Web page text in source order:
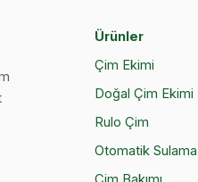
Ürünler
Çim Ekimi
Doğal Çim Ekimi
Rulo Çim
Otomatik Sulama